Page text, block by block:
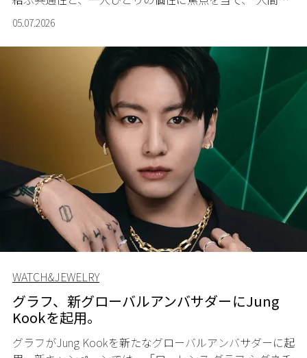
いう存在そのもの”を讃える5つのジュエリーセットを披
露した。
05.07.2026
WATCH&JEWELRY
グラフ、新グローバルアンバサダーにJung
Kookを起用。
グラフがJung Kookを新たなグローバルアンバサダーに起